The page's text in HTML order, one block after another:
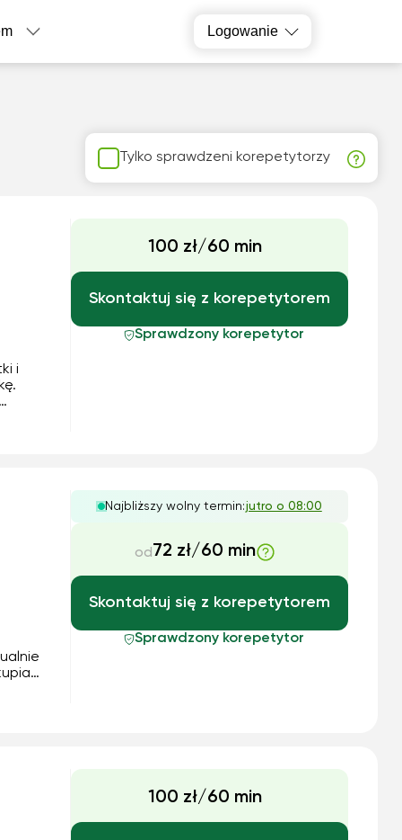
Logowanie
Tylko sprawdzeni korepetytorzy
i
100 zł/60 min
Skontaktuj się z korepetytorem
Sprawdzony korepetytor
Najbliższy wolny termin:jutro o 08:00
od 72 zł/60 min
Skontaktuj się z korepetytorem
Sprawdzony korepetytor
100 zł/60 min